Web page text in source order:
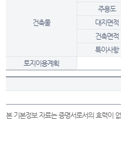
건축물
주용도
대지면적
건축면적
특이사항
토지이용계획
본 기본정보 자료는 증명서로서의 효력이